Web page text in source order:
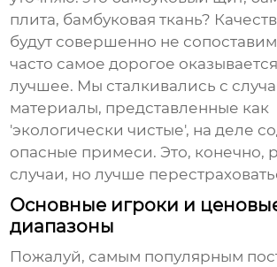
плита, бамбуковая ткань?
будут совершенно не
часто самое дорогое
лучшее. Мы сталкивались с
материалы, представленные как
'экологически чистые', на деле
опасные примеси. Это, конечно,
случаи, но лучше
Основные игроки и
диапазоны
Пожалуй, самым популярным